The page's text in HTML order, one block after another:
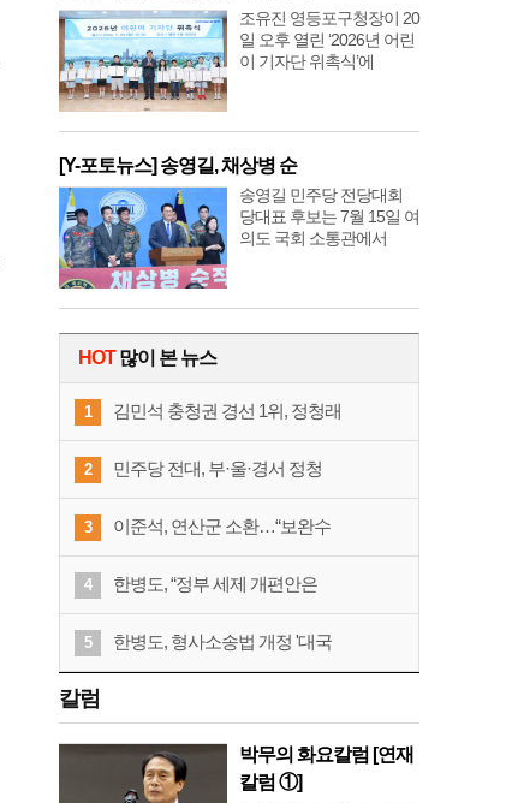
조유진 영등포구청장이 20
일 오후 열린 ‘2026년 어린
이 기자단 위촉식’에
[Y-포토뉴스] 송영길, 채상병 순
송영길 민주당 전당대회
당대표 후보는 7월 15일 여
의도 국회 소통관에서
HOT많이 본 뉴스
1 김민석 충청권 경선 1위, 정청래
2 민주당 전대, 부·울·경서 정청
3 이준석, 연산군 소환…“보완수
4 한병도, “정부 세제 개편안은
5 한병도, 형사소송법 개정 '대국
칼럼
박무의 화요칼럼 [연재
칼럼 ①]